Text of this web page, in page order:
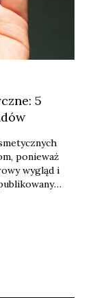
5
ponieważ
wygląd i